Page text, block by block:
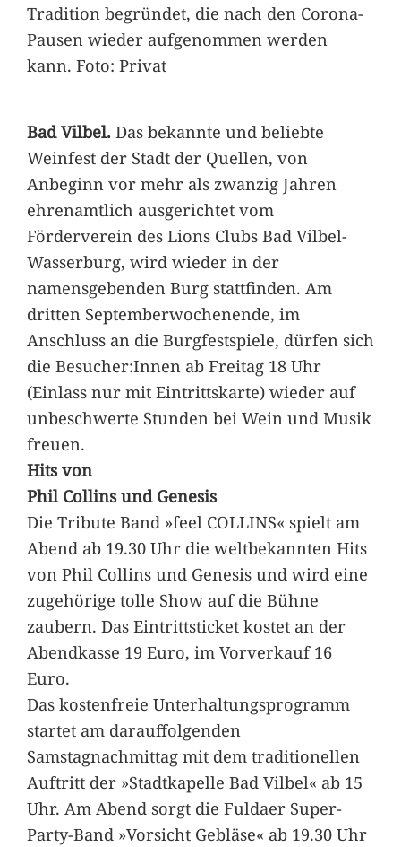
Tradition begründet, die nach den Corona-
Pausen wieder aufgenommen werden
kann. Foto: Privat
Bad Vilbel.Das bekannte und beliebte
Weinfest der Stadt der Quellen, von
Anbeginn vor mehr als zwanzig Jahren
ehrenamtlich ausgerichtet vom
Förderverein des Lions Clubs Bad Vilbel-
Wasserburg, wird wieder in der
namensgebenden Burg stattfinden. Am
dritten Septemberwochenende, im
Anschluss an die Burgfestspiele, dürfen sich
die Besucher:Innen ab Freitag 18 Uhr
(Einlass nur mit Eintrittskarte) wieder auf
unbeschwerte Stunden bei Wein und Musik
freuen.
Hits von
Phil Collins und Genesis
Die Tribute Band »feel COLLINS« spielt am
Abend ab 19.30 Uhr die weltbekannten Hits
von Phil Collins und Genesis und wird eine
zugehörige tolle Show auf die Bühne
zaubern. Das Eintrittsticket kostet an der
Abendkasse 19 Euro, im Vorverkauf 16
Euro.
Das kostenfreie Unterhaltungsprogramm
startet am darauffolgenden
Samstagnachmittag mit dem traditionellen
Auftritt der »Stadtkapelle Bad Vilbel« ab 15
Uhr. Am Abend sorgt die Fuldaer Super-
Party-Band »Vorsicht Gebläse« ab 19.30 Uhr